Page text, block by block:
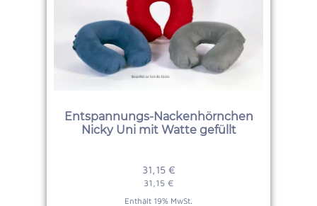
Entspannungs-Nackenhörnchen
Nicky Uni mit Watte gefüllt
31,15 €
31,15 €
Enthält 19% MwSt.